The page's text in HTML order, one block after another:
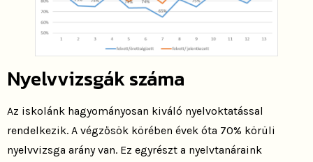
Nyelvvizsgák száma
Az iskolánk hagyományosan kiváló nyelvoktatással
rendelkezik. A végzősök körében évek óta 70% körüli
nyelvvizsga arány van. Ez egyrészt a nyelvtanáraink